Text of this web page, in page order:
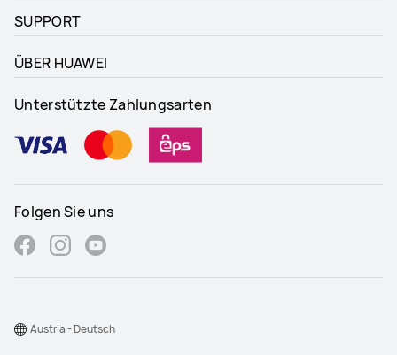
SUPPORT
ÜBER HUAWEI
Unterstützte Zahlungsarten
Folgen Sie uns
Austria - Deutsch